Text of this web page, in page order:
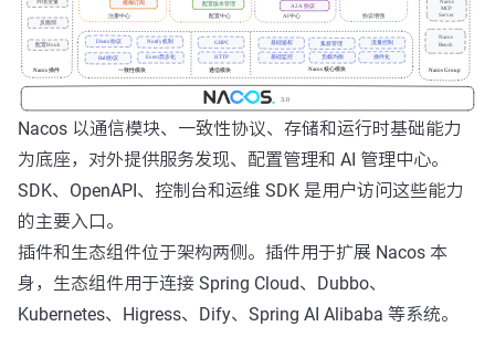
Nacos 以通信模块、一致性协议、存储和运行时基础能力
为底座，对外提供服务发现、配置管理和 AI 管理中心。
SDK、OpenAPI、控制台和运维 SDK 是用户访问这些能力
的主要入口。
插件和生态组件位于架构两侧。插件用于扩展 Nacos 本
身，生态组件用于连接 Spring Cloud、Dubbo、
Kubernetes、Higress、Dify、Spring AI Alibaba 等系统。